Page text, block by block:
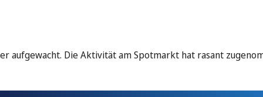
aufgewacht. Die Aktivität am Spotmarkt hat rasant